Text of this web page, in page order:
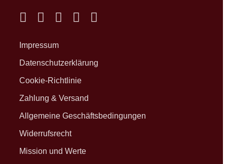
Impressum
Datenschutzerklärung
Cookie-Richtlinie
Zahlung & Versand
Allgemeine Geschäftsbedingungen
Widerrufsrecht
Mission und Werte